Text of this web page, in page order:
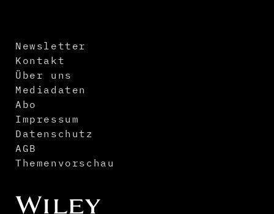
Newsletter
Kontakt
Über uns
Mediadaten
Abo
Impressum
Datenschutz
AGB
Themenvorschau